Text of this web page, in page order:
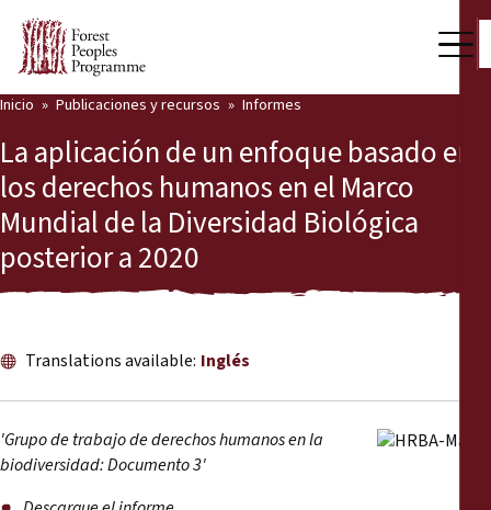
Apóyenos
Nuestro trabajo
Voces comunitarias
Socios y Países
Últimas noticias
Publicaciones y recursos
Noticias
Informes
Inicio Publicaciones y recursos Informes
La aplicación de un enfoque basado en
los derechos humanos en el Marco
Mundial de la Diversidad Biológica
posterior a 2020
Translations available: Inglés
'Grupo de trabajo de derechos humanos en la
biodiversidad: Documento 3'